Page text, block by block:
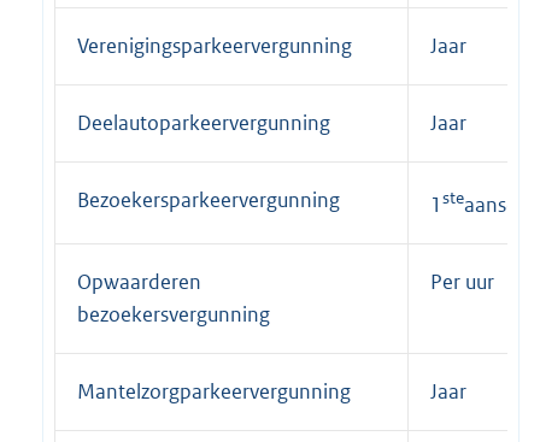
Verenigingsparkeervergunning Jaar
Deelautoparkeervergunning Jaar
Bezoekersparkeervergunning 1 ste
Opwaarderen
bezoekersvergunning
Per uur
Mantelzorgparkeervergunning Jaar